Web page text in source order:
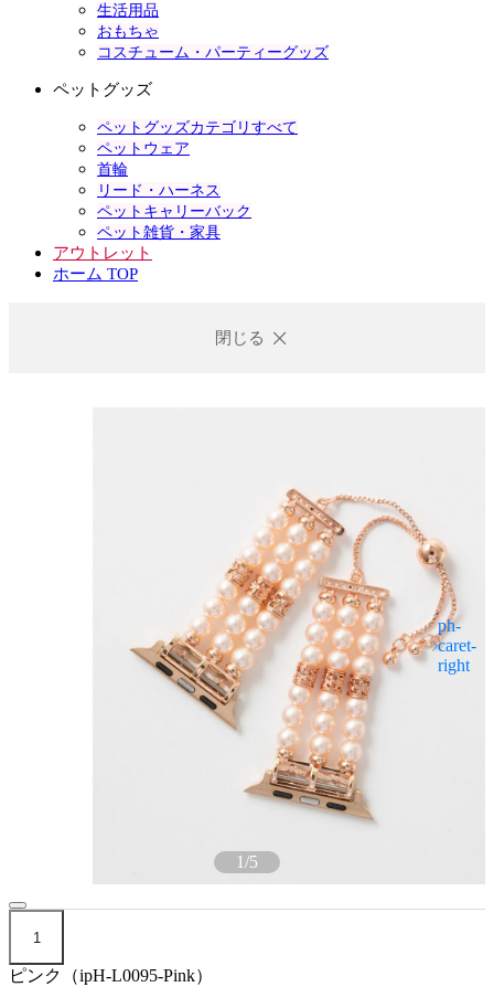
生活用品
おもちゃ
コスチューム・パーティーグッズ
ペットグッズ
ペットグッズカテゴリすべて
ペットウェア
首輪
リード・ハーネス
ペットキャリーバック
ペット雑貨・家具
アウトレット
ホーム TOP
閉じる
1/5
1
ピンク（ipH-L0095-Pink）